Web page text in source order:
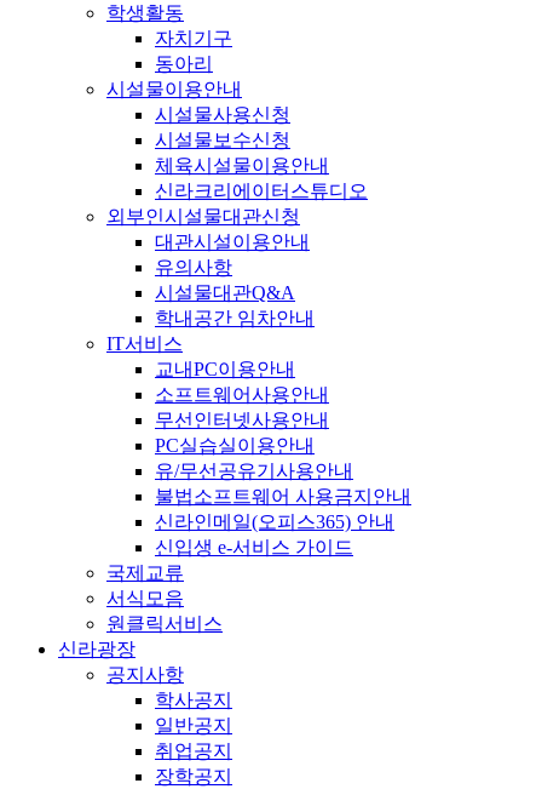
학생활동
자치기구
동아리
시설물이용안내
시설물사용신청
시설물보수신청
체육시설물이용안내
신라크리에이터스튜디오
외부인시설물대관신청
대관시설이용안내
유의사항
시설물대관Q&A
학내공간 임차안내
IT서비스
교내PC이용안내
소프트웨어사용안내
무선인터넷사용안내
PC실습실이용안내
유/무선공유기사용안내
불법소프트웨어 사용금지안내
신라인메일(오피스365) 안내
신입생 e-서비스 가이드
국제교류
서식모음
원클릭서비스
신라광장
공지사항
학사공지
일반공지
취업공지
장학공지